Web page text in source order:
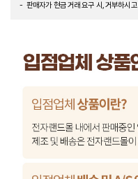
판매자가 현금 거래 요구 시, 거부하시고